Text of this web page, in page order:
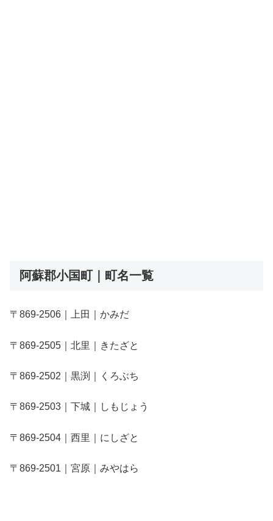
阿蘇郡小国町｜町名一覧
〒869-2506｜上田｜かみだ
〒869-2505｜北里｜きたざと
〒869-2502｜黒渕｜くろぶち
〒869-2503｜下城｜しもじょう
〒869-2504｜西里｜にしざと
〒869-2501｜宮原｜みやはら